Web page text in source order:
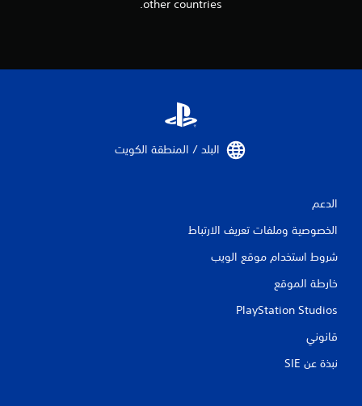
other countries.
البلد / المنطقة الكويت‏
الدعم
الخصوصية وملفات تعريف الارتباط
شروط استخدام موقع الويب
خارطة الموقع
PlayStation Studios
قانوني
نبذة عن SIE‏